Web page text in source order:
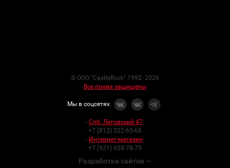
© ООО "CastleRock" 1992- 2026
Все права защищены
Мы в соцсетях
- Спб. Лиговский 47:
+7 (812) 322-65-68
- Интернет-магазин:
+7 (921) 938-78-75
Разработка сайтов —